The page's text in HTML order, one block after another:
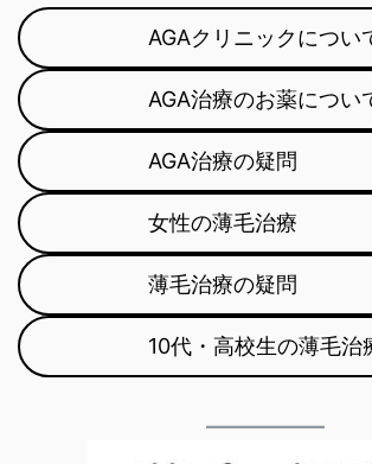
AGAクリニックについ
AGA治療のお薬につい
AGA治療の疑問
女性の薄毛治療
薄毛治療の疑問
10代・高校生の薄毛治